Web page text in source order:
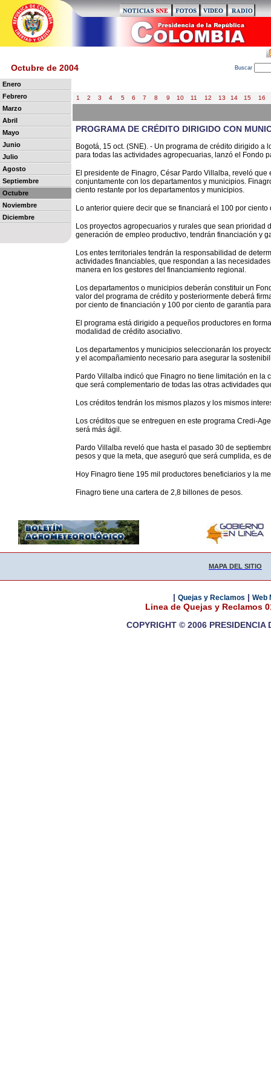
Octubre de 2004 Buscar
Enero
Febrero
Marzo
Abril
Mayo
Junio
Julio
Agosto
Septiembre
Octubre
Noviembre
Diciembre
1 2 3 4 5 6 7 8 9 10 11 12 13 14 15 16
PROGRAMA DE CRÉDITO DIRIGIDO CON
Bogotá, 15 oct. (SNE). - Un programa de crédito dirigido
para todas las actividades agropecuarias, lanzó el Fondo
El presidente de Finagro, César Pardo Villalba, reveló
conjuntamente con los departamentos y municipios.
ciento restante por los departamentos y municipios.
Lo anterior quiere decir que se financiará el 100 por
Los proyectos agropecuarios y rurales que sean prioridad
generación de empleo productivo, tendrán financiación y
Los entes territoriales tendrán la responsabilidad de
actividades financiables, que respondan a las
manera en los gestores del financiamiento regional.
Los departamentos o municipios deberán constituir un
valor del programa de crédito y posteriormente deberá
por ciento de financiación y 100 por ciento de garantía
El programa está dirigido a pequeños productores en
modalidad de crédito asociativo.
Los departamentos y municipios seleccionarán los
y el acompañamiento necesario para asegurar la
Pardo Villalba indicó que Finagro no tiene limitación en la
que será complementario de todas las otras actividades
Los créditos tendrán los mismos plazos y los mismos
Los créditos que se entreguen en este programa Credi-
será más ágil.
Pardo Villalba reveló que hasta el pasado 30 de
pesos y que la meta, que aseguró que será cumplida, es
Hoy Finagro tiene 195 mil productores beneficiarios y la
Finagro tiene una cartera de 2,8 billones de pesos.
MAPA DEL SITIO
| Quejas y Reclamos | Web
Linea de Quejas y Reclamos
COPYRIGHT © 2006 PRESIDENCIA